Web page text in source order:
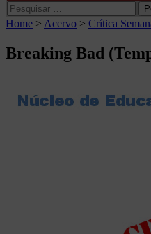
Pesquisar
por:
Home > Acervo > Crítica
Breaking Bad